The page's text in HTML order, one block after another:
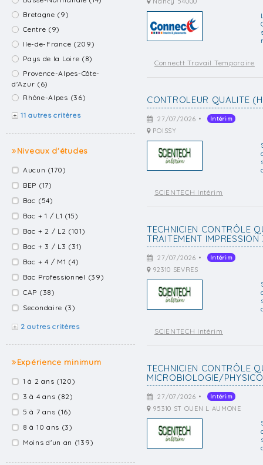
Bretagne (9)
Centre (9)
Ile-de-France (209)
Pays de la Loire (8)
Provence-Alpes-Côte-
d'Azur (6)
Rhône-Alpes (36)
11 autres critères
Niveaux d'études
Aucun (170)
BEP (17)
Bac (54)
Bac + 1 / L1 (15)
Bac + 2 / L2 (101)
Bac + 3 / L3 (31)
Bac + 4 / M1 (4)
Bac Professionnel (39)
CAP (38)
Secondaire (3)
2 autres critères
Expérience minimum
1 à 2 ans (120)
3 à 4 ans (82)
5 à 7 ans (16)
8 à 10 ans (3)
Moins d'un an (139)
Connectt Travail Temporaire
CONTROLEUR QUALITE
27/07/2026 • Intérim
POISSY
SCIENTECH Intérim
TECHNICIEN CONTRÔLE
TRAITEMENT
27/07/2026 • Intérim
92310 SEVRES
SCIENTECH Intérim
TECHNICIEN CONTRÔLE
MICROBIOLOGIE/
27/07/2026 • Intérim
95310 ST OUEN L AUMONE